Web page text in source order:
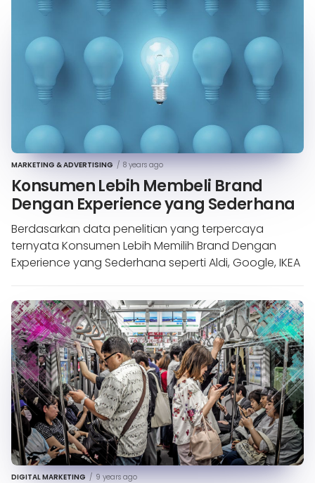
MARKETING & ADVERTISING / 8 years ago
Konsumen Lebih Membeli Brand
Dengan Experience yang Sederhana
Berdasarkan data penelitian yang terpercaya
ternyata Konsumen Lebih Memilih Brand Dengan
Experience yang Sederhana seperti Aldi, Google, IKEA
DIGITAL MARKETING / 9 years ago